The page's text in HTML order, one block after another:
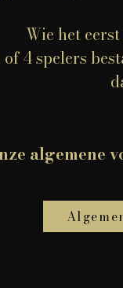
Wie het
4 spelers
algemene